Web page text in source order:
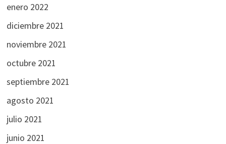
enero 2022
diciembre 2021
noviembre 2021
octubre 2021
septiembre 2021
agosto 2021
julio 2021
junio 2021